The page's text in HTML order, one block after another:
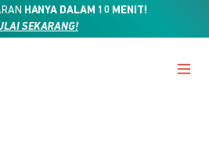
HANYA DALAM 10 MENIT!
SEKARANG!